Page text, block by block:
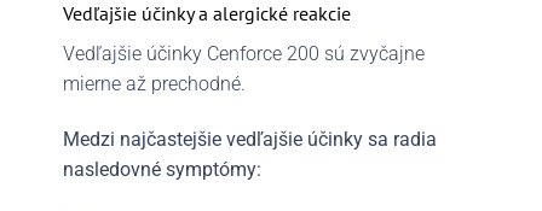
Vedľajšie účinky a alergické reakcie
Vedľajšie účinky Cenforce 200 sú zvyčajne
mierne až prechodné.
Medzi najčastejšie vedľajšie účinky sa radia
nasledovné symptómy: